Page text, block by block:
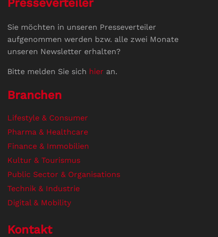
Presseverteiler
Sie möchten in unseren Presseverteiler
aufgenommen werden bzw. alle zwei Monate
unseren Newsletter erhalten?
Bitte melden Sie sich hier an.
Branchen
Lifestyle & Consumer
Pharma & Healthcare
Finance & Immobilien
Kultur & Tourismus
Public Sector & Organisations
Technik & Industrie
Digital & Mobility
Kontakt